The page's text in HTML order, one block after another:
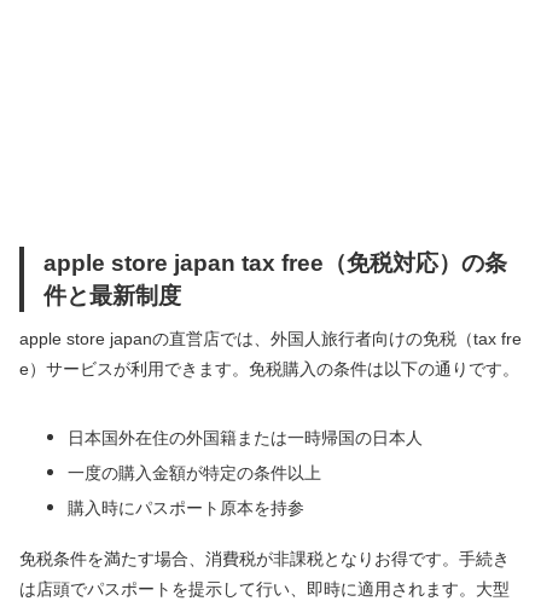
apple store japan tax free（免税対応）の条
件と最新制度
apple store japanの直営店では、外国人旅行者向けの免税（tax fre
e）サービスが利用できます。免税購入の条件は以下の通りです。
日本国外在住の外国籍または一時帰国の日本人
一度の購入金額が特定の条件以上
購入時にパスポート原本を持参
免税条件を満たす場合、消費税が非課税となりお得です。手続き
は店頭でパスポートを提示して行い、即時に適用されます。大型